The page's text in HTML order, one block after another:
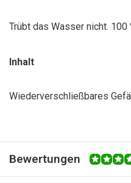
Trübt das Wasser nicht.
Inhalt
Wiederverschließbares
Bewertungen